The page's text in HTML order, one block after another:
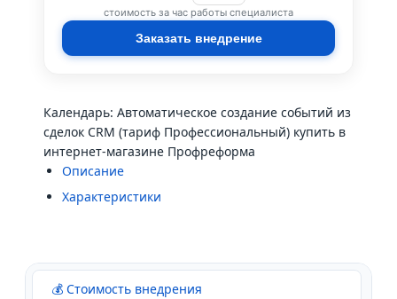
стоимость за час работы специалиста
Заказать внедрение
Календарь: Автоматическое создание событий из
сделок CRM (тариф Профессиональный) купить в
интернет-магазине Профреформа
Описание
Характеристики
💰 Стоимость внедрения